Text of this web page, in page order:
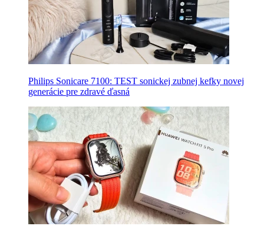
Philips Sonicare 7100: TEST sonickej zubnej kefky novej
generácie pre zdravé ďasná